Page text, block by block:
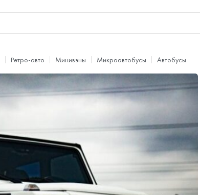
Ретро-авто Минивэны Микроавтобусы Автобусы